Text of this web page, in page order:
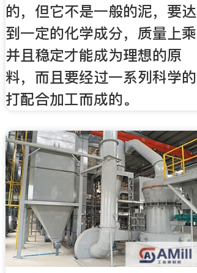
的，但它不是一般的泥，要达
到一定的化学成分，质量上乘
并且稳定才能成为理想的原
料，而且要经过一系列科学的
打配合加工而成的。